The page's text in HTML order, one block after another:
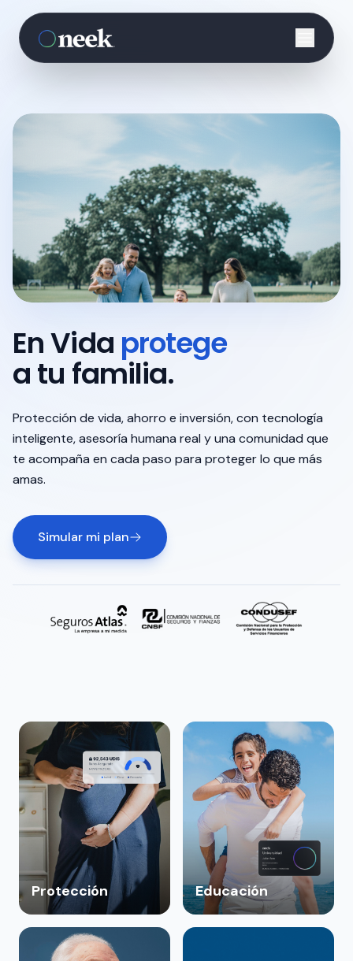
En Vida protege
a tu familia.
Protección de vida, ahorro e inversión, con tecnología
inteligente, asesoría humana real y una comunidad que
te acompaña en cada paso para proteger lo que más
amas.
Simular mi plan
Protección Educación